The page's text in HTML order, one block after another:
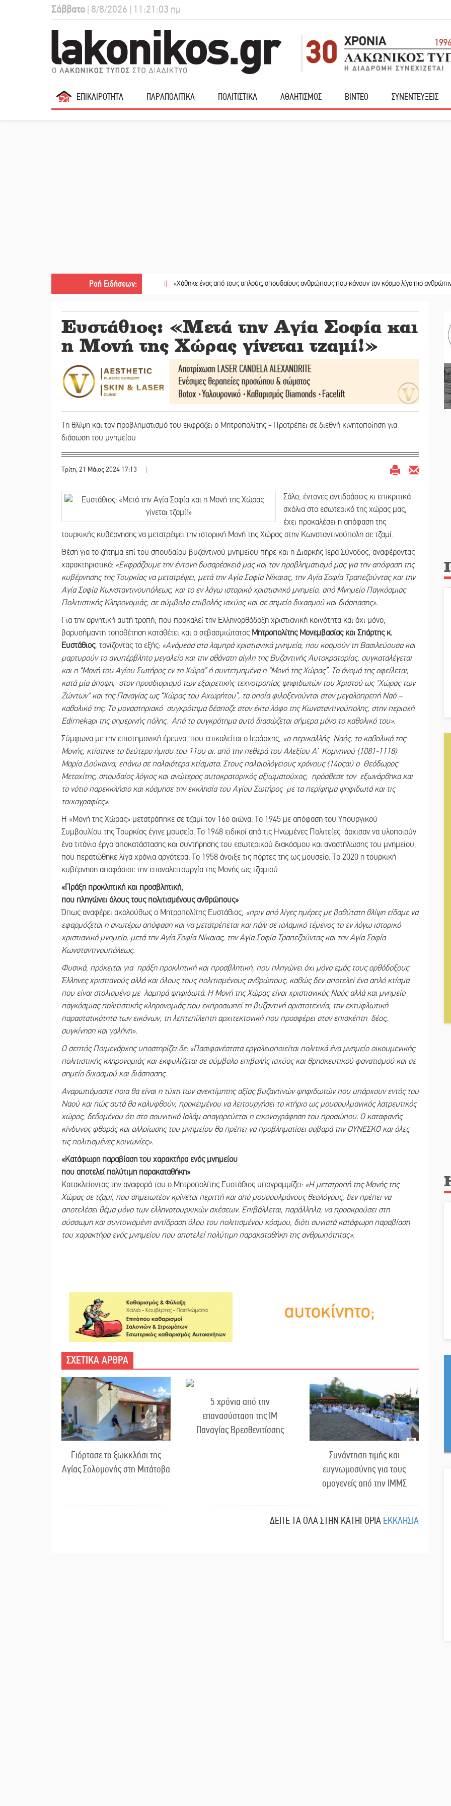
Σάββατο | 8/8/2026 | 11:21:04 πμ
ΕΠΙΚΑΙΡΟΤΗΤΑ ΠΑΡΑΠΟΛΙΤΙΚΑ ΠΟΛΙΤΙΣΤΙΚΑ ΑΘΛΗΤΙΣΜΟΣ ΒΙΝΤΕΟ ΣΥΝΕΝΤΕΥΞΕΙΣ
Ροή Ειδήσεων:
|| «Χάθηκε ένας από τους απλούς, σπουδαίους ανθρώπους που κάνουν τον κόσμο λίγο πιο ανθρώπινο» ||
Ευστάθιος: «Μετά την Αγία Σοφία και
η Μονή της Χώρας γίνεται τζαμί!»
Τη θλίψη και τον προβληματισμό του εκφράζει ο Μητροπολίτης - Προτρέπει σε διεθνή κινητοποίηση για
διάσωση του μνημείου
Τρίτη, 21 Μάιος 2024 17:13 |
Σάλο, έντονες αντιδράσεις κι επικριτικά
σχόλια στο εσωτερικό της χώρας μας,
έχει προκαλέσει η απόφαση της
τουρκικής κυβέρνησης να μετατρέψει την ιστορική Μονή της Χώρας στην Κωνσταντινούπολη σε τζαμί.
Θέση για το ζήτημα επί του σπουδαίου βυζαντινού μνημείου πήρε και η Διαρκής Ιερά Σύνοδος, αναφέροντας
χαρακτηριστικά: «Εκφράζουμε την έντονη δυσαρέσκειά μας και τον προβληματισμό μας για την απόφαση της
κυβέρνησης της Τουρκίας να μετατρέψει, μετά την Αγία Σοφία Νίκαιας, την Αγία Σοφία Τραπεζούντας και την
Αγία Σοφία Κωνσταντινουπόλεως, και το εν λόγω ιστορικό χριστιανικό μνημείο, από Μνημείο Παγκόσμιας
Πολιτιστικής Κληρονομιάς, σε σύμβολο επιβολής ισχύος και σε σημείο διχασμού και διάσπασης».
Για την αρνητική αυτή τροπή, που προκαλεί την Ελληνορθόδοξη χριστιανική κοινότητα και όχι μόνο,
βαρυσήμαντη τοποθέτηση καταθέτει και ο σεβασμιώτατος Μητροπολίτης Μονεμβασίας και Σπάρτης κ.
Ευστάθιος, τονίζοντας τα εξής: «Ανάμεσα στα λαμπρά χριστιανικά μνημεία, που κοσμούν τη Βασιλεύουσα και
μαρτυρούν το ανυπέρβλητο μεγαλείο και την αθάνατη αίγλη της Βυζαντινής Αυτοκρατορίας, συγκαταλέγεται
και η “Μονή του Αγίου Σωτήρος εν τη Χώρα” ή συντετμημένα η “Μονή της Χώρας”. Το όνομά της οφείλεται,
κατά μία άποψη, στον προσδιορισμό των εξαιρετικής τεχνοτροπίας ψηφιδωτών του Χριστού ως "Χώρας των
Ζώντων" και της Παναγίας ως “Χώρας του Αχωρήτου”, τα οποία φιλοξενούνται στον μεγαλοπρεπή Ναό –
καθολικό της. Το μοναστηριακό συγκρότημα δέσποζε στον έκτο λόφο της Κωνσταντινούπολης, στην περιοχή
Edirnekapı της σημερινής πόλης. Από το συγκρότημα αυτό διασώζεται σήμερα μόνο το καθολικό του».
Σύμφωνα με την επιστημονική έρευνα, που επικαλείται ο Ιεράρχης, «ο περικαλλής Ναός, το καθολικό της
Μονής, κτίστηκε το δεύτερο ήμισυ του 11ου αι. από την πεθερά του Αλεξίου Α΄ Κομνηνού (1081-1118)
Μαρία Δούκαινα, επάνω σε παλαιότερα κτίσματα. Στους παλαιολόγειους χρόνους (14οςαι) ο Θεόδωρος
Μετοχίτης, σπουδαίος λόγιος και ανώτερος αυτοκρατορικός αξιωματούχος, πρόσθεσε τον εξωνάρθηκα και
το νότιο παρεκκλήσιο και κόσμησε την εκκλησία του Αγίου Σωτήρος με τα περίφημα ψηφιδωτά και τις
τοιχογραφίες».
Η «Μονή της Χώρας» μετατράπηκε σε τζαμί τον 16ο αιώνα. Το 1945 με απόφαση του Υπουργικού
Συμβουλίου της Τουρκίας έγινε μουσείο. Το 1948 ειδικοί από τις Ηνωμένες Πολιτείες άρχισαν να υλοποιούν
ένα τιτάνιο έργο αποκατάστασης και συντήρησης του εσωτερικού διακόσμου και αναστήλωσης του μνημείου,
που περατώθηκε λίγα χρόνια αργότερα. Το 1958 άνοιξε τις πόρτες της ως μουσείο. Το 2020 η τουρκική
κυβέρνηση αποφάσισε την επαναλειτουργία της Μονής ως τζαμιού.
«Πράξη προκλητική και προσβλητική,
που πληγώνει όλους τους πολιτισμένους ανθρώπους»
Όπως αναφέρει ακολούθως ο Μητροπολίτης Ευστάθιος, «πριν από λίγες ημέρες με βαθύτατη θλίψη είδαμε να
εφαρμόζεται η ανωτέρω απόφαση και να μετατρέπεται και πάλι σε ισλαμικό τέμενος το εν λόγω ιστορικό
χριστιανικό μνημείο, μετά την Αγία Σοφία Νίκαιας, την Αγία Σοφία Τραπεζούντας και την Αγία Σοφία
Κωνσταντινουπόλεως.
Φυσικά, πρόκειται για πράξη προκλητική και προσβλητική, που πληγώνει όχι μόνο εμάς τους ορθόδοξους
Έλληνες χριστιανούς αλλά και όλους τους πολιτισμένους ανθρώπους, καθώς δεν αποτελεί ένα απλό κτίσμα
που είναι στολισμένο με λαμπρά ψηφιδωτά. Η Μονή της Χώρας είναι χριστιανικός Ναός αλλά και μνημείο
παγκόσμιας πολιτιστικής κληρονομιάς που εκπροσωπεί τη βυζαντινή αριστοτεχνία, την εκτυφλωτική
παραστατικότητα των εικόνων, τη λεπτεπίλεπτη αρχιτεκτονική που προσφέρει στον επισκέπτη δέος,
συγκίνηση και γαλήνη».
Ο σεπτός Ποιμενάρχης υποστηρίζει δε: «Πασιφανέστατα εργαλειοποιείται πολιτικά ένα μνημείο οικουμενικής
πολιτιστικής κληρονομιάς και εκφυλίζεται σε σύμβολο επιβολής ισχύος και θρησκευτικού φανατισμού και σε
σημείο διχασμού και διάσπασης.
Αναρωτιόμαστε ποια θα είναι η τύχη των ανεκτίμητης αξίας βυζαντινών ψηφιδωτών που υπάρχουν εντός του
Ναού και πώς αυτά θα καλυφθούν, προκειμένου να λειτουργήσει το κτήριο ως μουσουλμανικός λατρευτικός
χώρος, δεδομένου ότι στο σουνιτικό Ισλάμ απαγορεύεται η εικονογράφηση του προσώπου. Ο καταφανής
κίνδυνος φθοράς και αλλοίωσης του μνημείου θα πρέπει να προβληματίσει σοβαρά την ΟΥΝΕΣΚΟ και όλες
τις πολιτισμένες κοινωνίες».
«Κατάφωρη παραβίαση του χαρακτήρα ενός μνημείου
που αποτελεί πολύτιμη παρακαταθήκη»
Κατακλείοντας την αναφορά του ο Μητροπολίτης Ευστάθιος υπογραμμίζει: «Η μετατροπή της Μονής της
Χώρας σε τζαμί, που σημειωτέον κρίνεται περιττή και από μουσουλμάνους θεολόγους, δεν πρέπει να
αποτελέσει θέμα μόνο των ελληνοτουρκικών σχέσεων. Επιβάλλεται, παράλληλα, να προσκρούσει στη
σύσσωμη και συντονισμένη αντίδραση όλου του πολιτισμένου κόσμου, διότι συνιστά κατάφωρη παραβίαση
του χαρακτήρα ενός μνημείου που αποτελεί πολύτιμη παρακαταθήκη της ανθρωπότητας».
ΣΧΕΤΙΚΑ ΑΡΘΡΑ
Γιόρτασε το ξωκκλήσι της
Αγίας Σολομονής στη Μιτάτοβα
5 χρόνια από την
επανασύσταση της ΙΜ
Παναγίας Βρεσθενιτίσσης
Συνάντηση τιμής και
ευγνωμοσύνης για τους
ομογενείς από την ΙΜΜΣ
ΔΕΙΤΕ ΤΑ ΟΛΑ ΣΤΗΝ ΚΑΤΗΓΟΡΙΑ ΕΚΚΛΗΣΙΑ